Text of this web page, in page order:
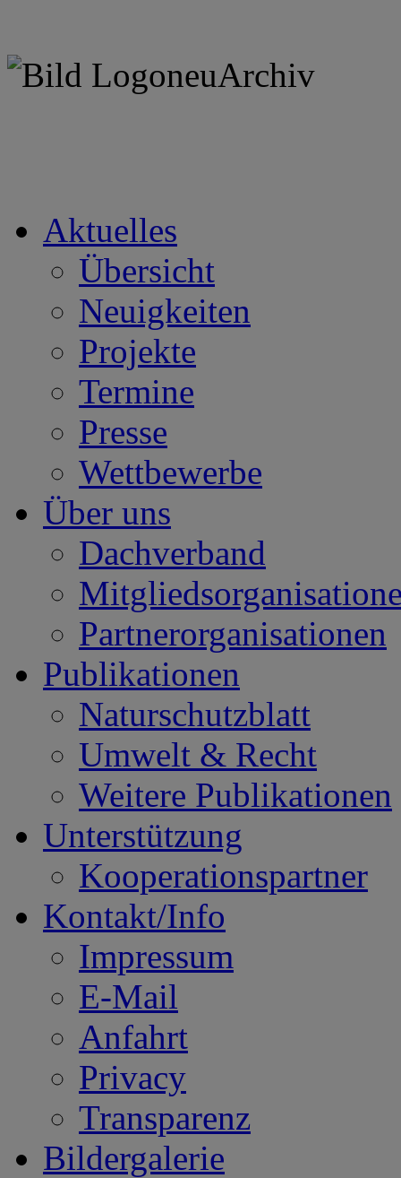
Aktuelles
Übersicht
Neuigkeiten
Projekte
Termine
Presse
Wettbewerbe
Über uns
Dachverband
Partnerorganisationen
Publikationen
Naturschutzblatt
Umwelt & Recht
Weitere Publikationen
Unterstützung
Kooperationspartner
Kontakt/Info
Impressum
E-Mail
Anfahrt
Privacy
Transparenz
Bildergalerie